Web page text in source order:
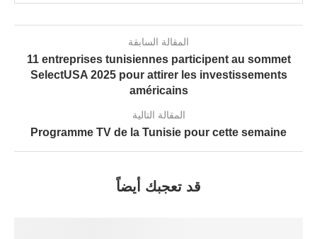
المقالة السابقة
11 entreprises tunisiennes participent au sommet
SelectUSA 2025 pour attirer les investissements
américains
المقالة التالية
Programme TV de la Tunisie pour cette semaine
قد تعجبك أيضاً